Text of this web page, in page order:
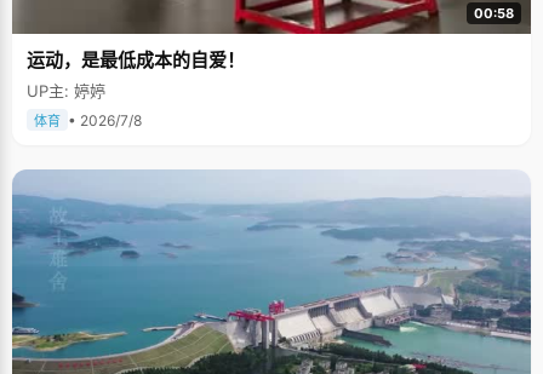
00:58
运动，是最低成本的自爱！
UP主: 婷婷
体育 • 2026/7/8